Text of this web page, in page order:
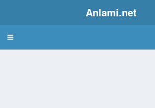
Anlami.net
Bulmaca